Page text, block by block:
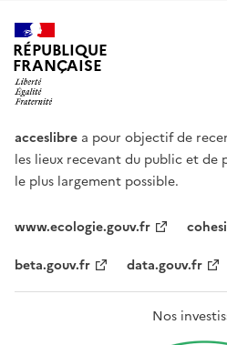
RÉPUBLIQUE
FRANÇAISE
acceslibre a pour objectif de
les lieux recevant du public et de
le plus largement possible.
www.ecologie.gouv.fr
beta.gouv.fr
data.gouv.fr
Nos